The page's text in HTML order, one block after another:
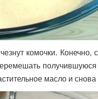
комочки. Конечно,
масло и